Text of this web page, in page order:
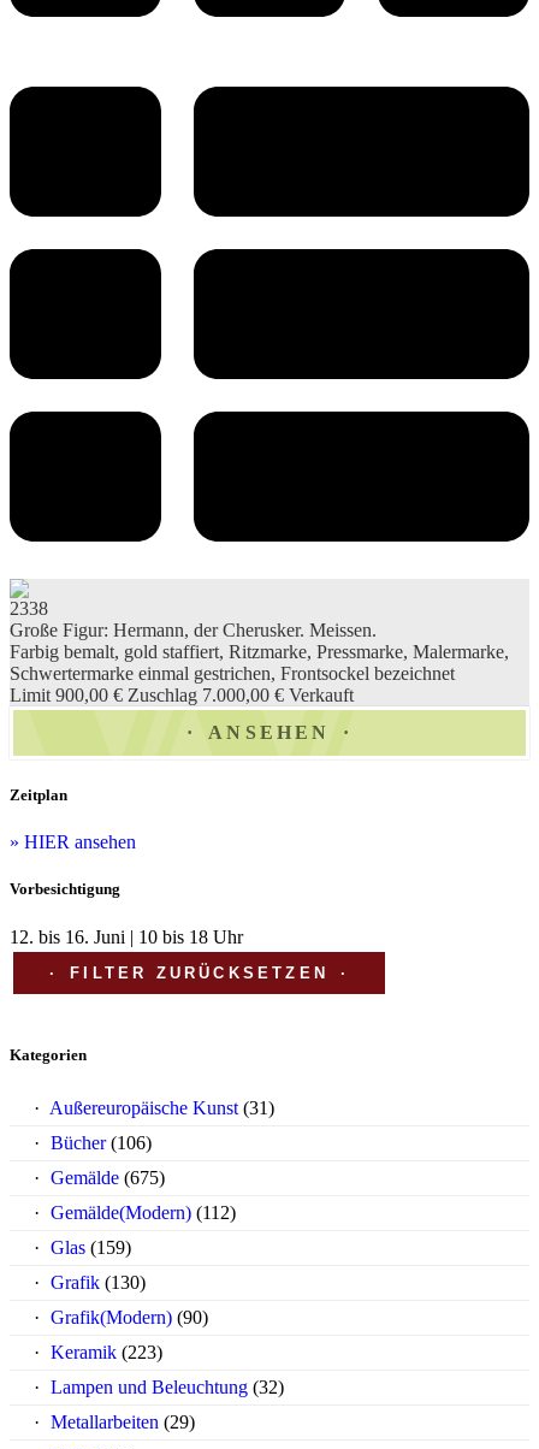
2338
Große Figur: Hermann, der Cherusker. Meissen.
Farbig bemalt, gold staffiert, Ritzmarke, Pressmarke, Malermarke,
Schwertermarke einmal gestrichen, Frontsockel bezeichnet
Limit 900,00 € Zuschlag 7.000,00 € Verkauft
ANSEHEN
Zeitplan
» HIER ansehen
Vorbesichtigung
12. bis 16. Juni | 10 bis 18 Uhr
FILTER ZURÜCKSETZEN
Kategorien
Außereuropäische Kunst (31)
Bücher (106)
Gemälde (675)
Gemälde(Modern) (112)
Glas (159)
Grafik (130)
Grafik(Modern) (90)
Keramik (223)
Lampen und Beleuchtung (32)
Metallarbeiten (29)